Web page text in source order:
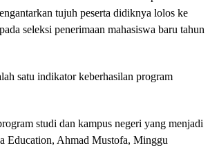
tujuh peserta didiknya lolos ke
seleksi penerimaan mahasiswa baru tahun
satu indikator keberhasilan program
studi dan kampus negeri yang menjadi
Education, Ahmad Mustofa, Minggu